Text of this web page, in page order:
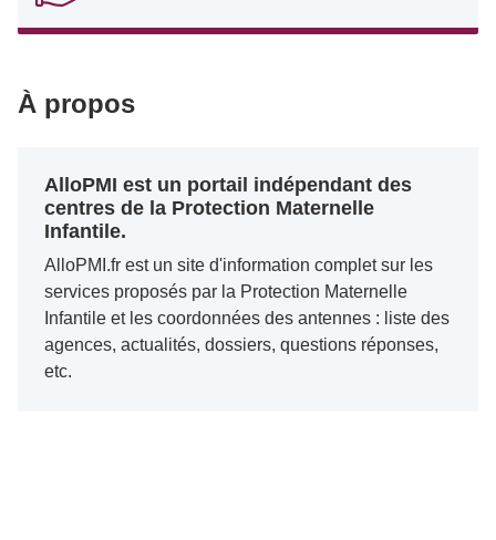
À propos
AlloPMI est un portail indépendant des
centres de la Protection Maternelle
Infantile.
AlloPMI.fr est un site d'information complet sur les
services proposés par la Protection Maternelle
Infantile et les coordonnées des antennes : liste des
agences, actualités, dossiers, questions réponses,
etc.